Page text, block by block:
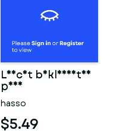
Leicht bekleidetes
paar
hasso
$5.49